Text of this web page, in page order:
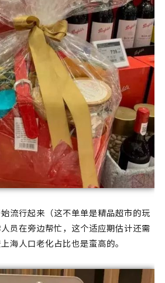
流行起来（这不单单是精品超市的玩
员在旁边帮忙，这个适应期估计还需
海人口老化占比也是蛮高的。